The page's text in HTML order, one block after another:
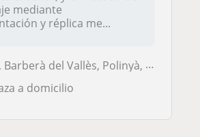
mediante
y réplica me...
del Vallès, Polinyà, Santa Perpètua de Mogoda
a domicilio